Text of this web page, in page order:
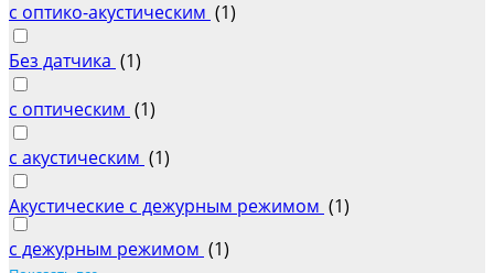
с оптико-акустическим (1)
Без датчика (1)
с оптическим (1)
с акустическим (1)
Акустические с дежурным режимом (1)
с дежурным режимом (1)